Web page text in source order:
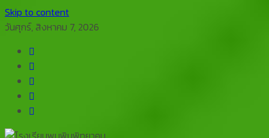
Skip to content
วันศุกร์, สิงหาคม 7, 2026